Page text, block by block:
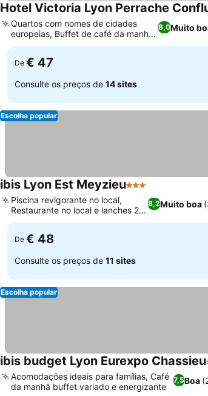
Hotel Victoria Lyon Perrache
8,0Muito
Quartos com nomes de cidades
europeias, Buffet de café da manhã
caseiro
De € 47
Consulte os preços de 14 sites
Escolha popular
ibis Lyon Est Meyzieu3 Estrelas
8,2Muito boa
Piscina revigorante no local,
Restaurante no local e lanches 24
horas
De € 48
Consulte os preços de 11 sites
Escolha popular
ibis budget Lyon Eurexpo Chassieu
7,5Boa
Acomodações ideais para famílias, Café
da manhã buffet variado e energizante